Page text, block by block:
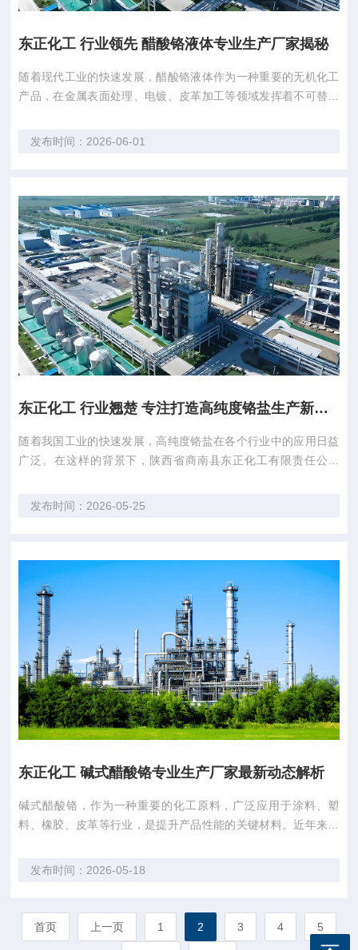
东正化工 行业领先 醋酸铬液体专业生产厂家揭秘
随着现代工业的快速发展，醋酸铬液体作为一种重要的无机化工
产品，在金属表面处理、电镀、皮革加工等领域发挥着不可替代
工”）凭借其专利技术和专业研发能力，已成为我国醋酸铬液体生
发布时间：2026-06-01
东正化工 行业翘楚 专注打造高纯度铬盐生产新标杆
随着我国工业的快速发展，高纯度铬盐在各个行业中的应用日益
广泛。在这样的背景下，陕西省商南县东正化工有限责任公司
产企业。凭借超过30年的铬盐行业经验，东正化工在行业内树立
发布时间：2026-05-25
东正化工 碱式醋酸铬专业生产厂家最新动态解析
碱式醋酸铬，作为一种重要的化工原料，广泛应用于涂料、塑
料、橡胶、皮革等行业，是提升产品性能的关键材料。近年来，
性能要求也越来越高。陕西省商南县东正化工有限责任公司（以
发布时间：2026-05-18
首页 上一页 1 2 3 4 5